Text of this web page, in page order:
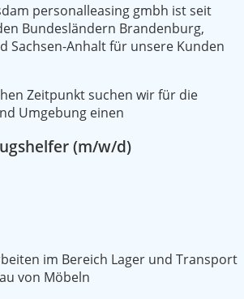
personalleasing gmbh ist seit
Bundesländern Brandenburg,
Sachsen-Anhalt für unsere Kunden
Zeitpunkt suchen wir für die
Umgebung einen
(m/w/d)
im Bereich Lager und Transport
von Möbeln